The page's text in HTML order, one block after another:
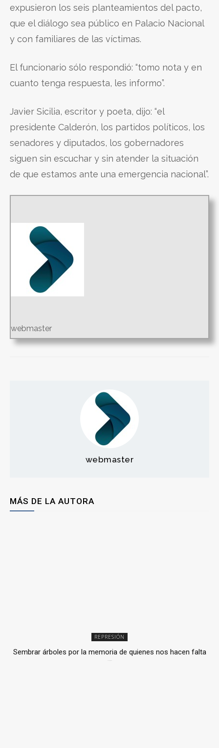
expusieron los seis planteamientos del pacto,
que el diálogo sea público en Palacio Nacional
y con familiares de las víctimas.
El funcionario sólo respondió: “tomo nota y en
cuanto tenga respuesta, les informo”.
Javier Sicilia, escritor y poeta, dijo: “el
presidente Calderón, los partidos políticos, los
senadores y diputados, los gobernadores
siguen sin escuchar y sin atender la situación
de que estamos ante una emergencia nacional”.
webmaster
webmaster
MÁS DE LA AUTORA
REPRESIÓN
Sembrar árboles por la memoria de quienes nos hacen falta